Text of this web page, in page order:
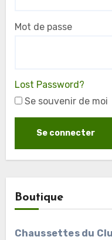
Mot de passe
Lost Password?
Se souvenir de moi
Boutique
Chaussettes du